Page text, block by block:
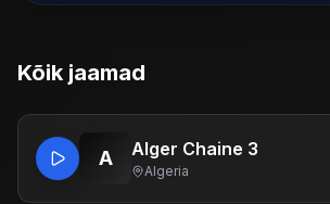
Kõik jaamad
A Alger Chaine 3
Algeria